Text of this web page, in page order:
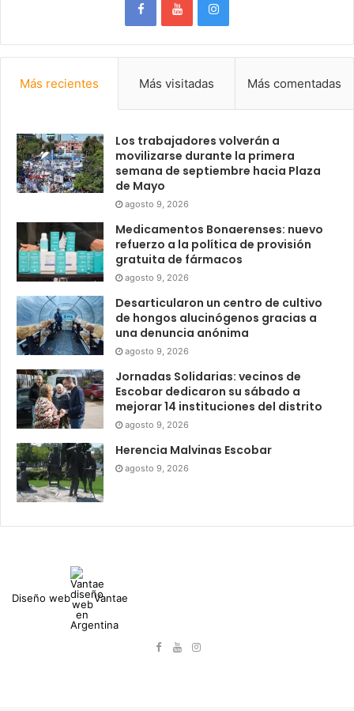
Más recientes Más visitadas Más comentadas
Los trabajadores volverán a
movilizarse durante la primera
semana de septiembre hacia Plaza
de Mayo
agosto 9, 2026
Medicamentos Bonaerenses: nuevo
refuerzo a la política de provisión
gratuita de fármacos
agosto 9, 2026
Desarticularon un centro de cultivo
de hongos alucinógenos gracias a
una denuncia anónima
agosto 9, 2026
Jornadas Solidarias: vecinos de
Escobar dedicaron su sábado a
mejorar 14 instituciones del distrito
agosto 9, 2026
Herencia Malvinas Escobar
agosto 9, 2026
Diseño web Vantae